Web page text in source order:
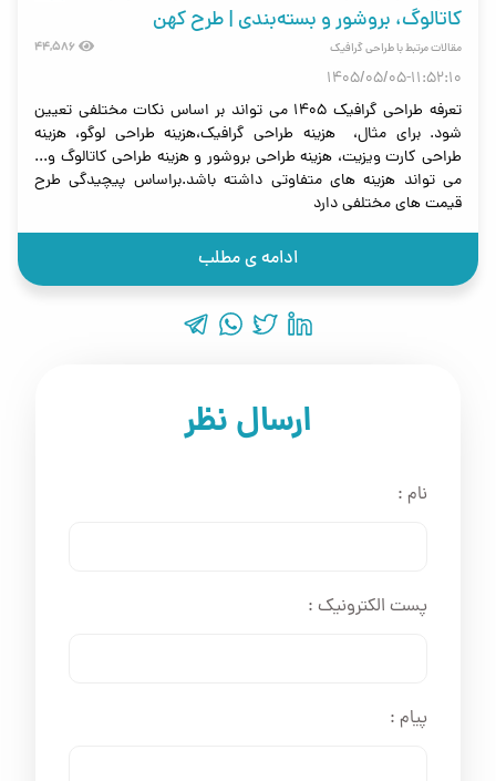
کاتالوگ، بروشور و بسته‌بندی | طرح کهن
مقالات مرتبط با طراحی گرافیک 44,586
1405/05/05-11:52:10
تعرفه طراحی گرافیک 1405 می تواند بر اساس نکات مختلفی تعیین
شود. برای مثال، هزینه طراحی گرافیک،هزینه طراحی لوگو، هزینه
طراحی کارت ویزیت، هزینه طراحی بروشور و هزینه طراحی کاتالوگ و...
می تواند هزینه های متفاوتی داشته باشد.براساس پیچیدگی طرح
قیمت های مختلفی دارد
ادامه ی مطلب
ارسال نظر
نام :
پست الکترونیک :
پیام :